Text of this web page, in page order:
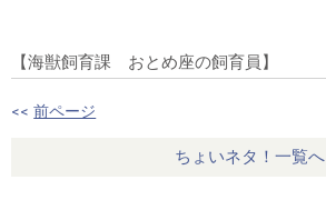
【海獣飼育課 おとめ座の飼育員】
<< 前ページ
ちょいネタ！一覧へ